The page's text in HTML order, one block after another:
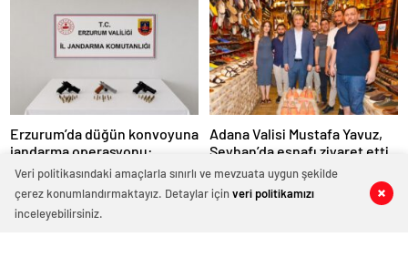
Orgeneral Rafet Dalkıran
Erzurum’da düğün konvoyuna
jandarma operasyonu:
Silahlar ele geçirildi, ağır
cezalar kesildi
Adana Valisi Mustafa Yavuz,
Seyhan’da esnafı ziyaret etti
Veri politikasındaki amaçlarla sınırlı ve mevzuata uygun şekilde
çerez konumlandırmaktayız. Detaylar içinveri politikamızı
inceleyebilirsiniz.